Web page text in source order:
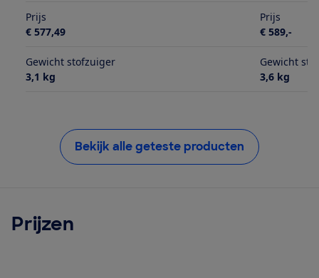
Prijs
€ 577,49
Prijs
€ 589,-
Gewicht stofzuiger
3,1 kg
Gewicht
3,6 kg
Bekijk alle geteste producten
Prijzen